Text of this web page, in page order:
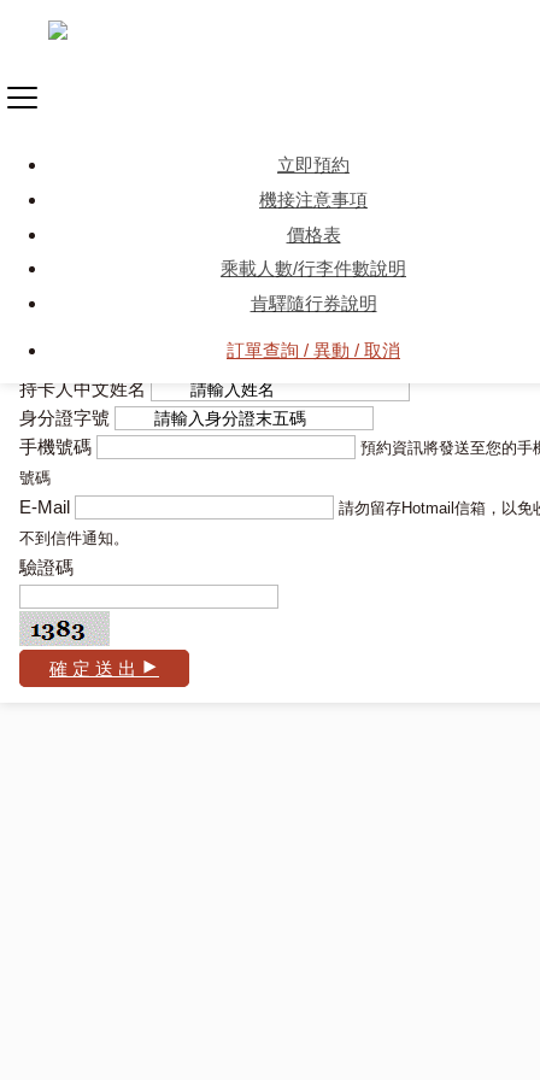
立即預約
機接注意事項
價格表
乘載人數/行李件數說明
肯驛隨行券說明
訂單查詢 / 異動 / 取消
有效期限
持卡人中文姓名
身分證字號
手機號碼
預約資訊將發送至您的手
號碼
E-Mail
請勿留存Hotmail信箱，以免
不到信件通知。
驗證碼
確 定 送 出